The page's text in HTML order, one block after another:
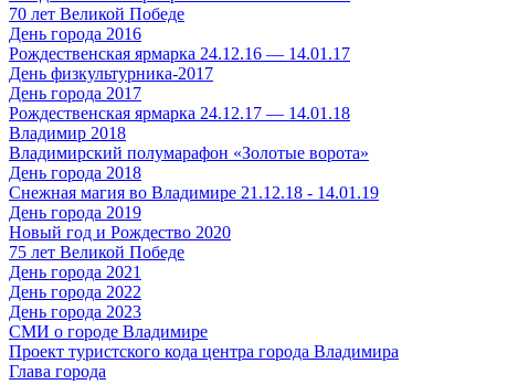
70 лет Великой Победе
День города 2016
Рождественская ярмарка 24.12.16 — 14.01.17
День физкультурника-2017
День города 2017
Рождественская ярмарка 24.12.17 — 14.01.18
Владимир 2018
Владимирский полумарафон «Золотые ворота»
День города 2018
Снежная магия во Владимире 21.12.18 - 14.01.19
День города 2019
Новый год и Рождество 2020
75 лет Великой Победе
День города 2021
День города 2022
День города 2023
СМИ о городе Владимире
Проект туристского кода центра города Владимира
Глава города